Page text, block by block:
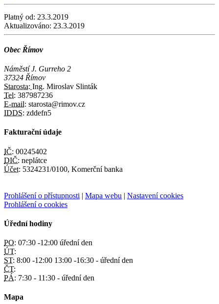
Platný od: 23.3.2019
Aktualizováno: 23.3.2019
Obec Římov
Náměstí J. Gurreho 2
37324 Římov
Starosta: Ing. Miroslav Slinták
Tel: 387987236
E-mail: starosta@rimov.cz
IDDS: zddefn5
Fakturační údaje
IČ: 00245402
DIČ: neplátce
Účet: 5324231/0100, Komerční banka
Prohlášení o přístupnosti | Mapa webu | Nastavení cookies
Prohlášení o cookies
Úřední hodiny
PO: 07:30 -12:00 úřední den
ÚT:
ST: 8:00 -12:00 13:00 -16:30 - úřední den
ČT:
PÁ: 7:30 - 11:30 - úřední den
Mapa